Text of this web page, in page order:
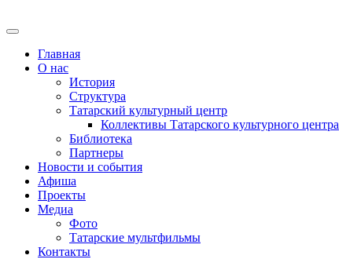
Главная
О нас
История
Структура
Татарский культурный центр
Коллективы Татарского культурного центра
Библиотека
Партнеры
Новости и события
Афиша
Проекты
Медиа
Фото
Татарские мультфильмы
Контакты